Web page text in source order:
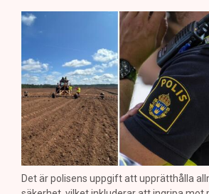
Det är polisens uppgift att upprätthålla